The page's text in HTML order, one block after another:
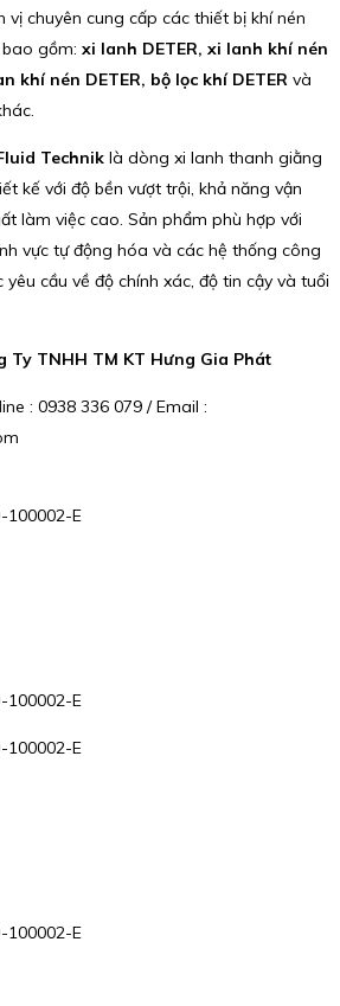
vị chuyên cung cấp các thiết bị khí nén
bao gồm: xi lanh DETER, xi lanh khí nén
khí nén DETER, bộ lọc khí DETER và
Technik là dòng xi lanh thanh giằng
kế với độ bền vượt trội, khả năng vận
làm việc cao. Sản phẩm phù hợp với
vực tự động hóa và các hệ thống công
cầu về độ chính xác, độ tin cậy và tuổi
Ty TNHH TM KT Hưng Gia Phát
: 0938 336 079 / Email :
100002-E
100002-E
100002-E
100002-E